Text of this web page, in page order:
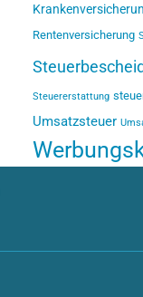
Rentenversicherung
Steuererstattung
Umsatzsteuer